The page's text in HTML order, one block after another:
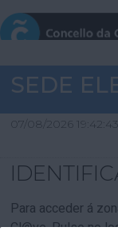
SEDE
07/08/2026 19:42:43
Para acceder á
Cl@ve. Pulse no